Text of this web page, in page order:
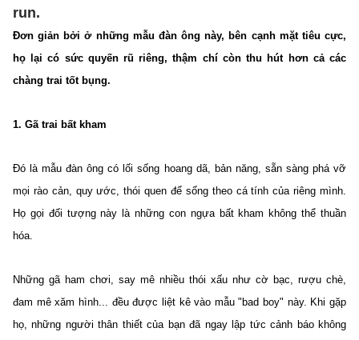
run.
Đơn giản bởi ở những mẫu đàn ông này, bên cạnh mặt tiêu cực,
họ lại có sức quyến rũ riêng, thậm chí còn thu hút hơn cả các
chàng trai tốt bụng.
1. Gã trai bất kham
Đó là mẫu đàn ông có lối sống hoang dã, bản năng, sẵn sàng phá vỡ
mọi rào cản, quy ước, thói quen để sống theo cá tính của riêng mình.
Họ gọi đối tượng này là những con ngựa bất kham không thể thuần
hóa.
Những gã ham chơi, say mê nhiều thói xấu như cờ bạc, rượu chè,
đam mê xăm hình... đều được liệt kê vào mẫu "bad boy" này. Khi gặp
họ, những người thân thiết của bạn đã ngay lập tức cảnh báo không